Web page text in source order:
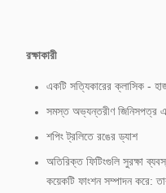
রক্ষাকারী
একটি সত্যিকারের ক্লাসিক -
সমস্ত অভ্যন্তরীণ জিনিসপত্র
শপিং ট্রলিতে রঙের ড্যাশ
অতিরিক্ত ফিটিংগুলি সুরক্ষা
কয়েকটি ফাংশন সম্পাদন করে: